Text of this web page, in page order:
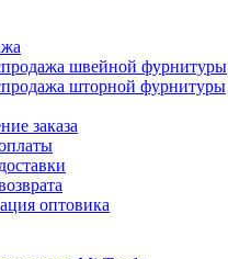
швейной фурнитуры
шторной фурнитуры
заказа
оптовика